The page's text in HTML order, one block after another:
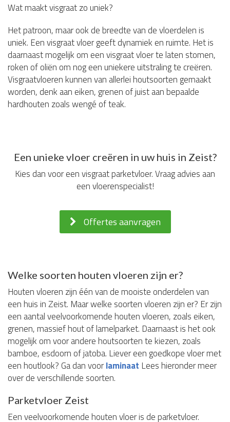
Wat maakt visgraat zo uniek?
Het patroon, maar ook de breedte van de vloerdelen is
uniek. Een visgraat vloer geeft dynamiek en ruimte. Het is
daarnaast mogelijk om een visgraat vloer te laten stomen,
roken of oliën om nog een uniekere uitstraling te creëren.
Visgraatvloeren kunnen van allerlei houtsoorten gemaakt
worden, denk aan eiken, grenen of juist aan bepaalde
hardhouten zoals wengé of teak.
Een unieke vloer creëren in uw huis in Zeist?
Kies dan voor een visgraat parketvloer. Vraag advies aan
een vloerenspecialist!
Offertes aanvragen
Welke soorten houten vloeren zijn er?
Houten vloeren zijn één van de mooiste onderdelen van
een huis in Zeist. Maar welke soorten vloeren zijn er? Er zijn
een aantal veelvoorkomende houten vloeren, zoals eiken,
grenen, massief hout of lamelparket. Daarnaast is het ook
mogelijk om voor andere houtsoorten te kiezen, zoals
bamboe, esdoorn of jatoba. Liever een goedkope vloer met
een houtlook? Ga dan voorlaminaat Lees hieronder meer
over de verschillende soorten.
Parketvloer Zeist
Een veelvoorkomende houten vloer is de parketvloer.